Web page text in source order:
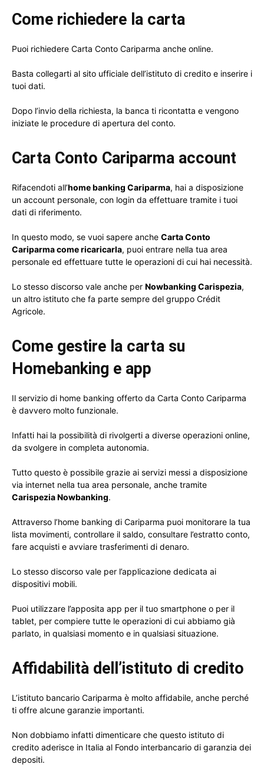
Come richiedere la carta
Puoi richiedere Carta Conto Cariparma anche online.
Basta collegarti al sito ufficiale dell’istituto di credito e inserire i
tuoi dati.
Dopo l’invio della richiesta, la banca ti ricontatta e vengono
iniziate le procedure di apertura del conto.
Carta Conto Cariparma account
Rifacendoti all’home banking Cariparma, hai a disposizione
un account personale, con login da effettuare tramite i tuoi
dati di riferimento.
In questo modo, se vuoi sapere anche Carta Conto
Cariparma come ricaricarla, puoi entrare nella tua area
personale ed effettuare tutte le operazioni di cui hai necessità.
Lo stesso discorso vale anche per Nowbanking Carispezia,
un altro istituto che fa parte sempre del gruppo Crédit
Agricole.
Come gestire la carta su
Homebanking e app
Il servizio di home banking offerto da Carta Conto Cariparma
è davvero molto funzionale.
Infatti hai la possibilità di rivolgerti a diverse operazioni online,
da svolgere in completa autonomia.
Tutto questo è possibile grazie ai servizi messi a disposizione
via internet nella tua area personale, anche tramite
Carispezia Nowbanking.
Attraverso l’home banking di Cariparma puoi monitorare la tua
lista movimenti, controllare il saldo, consultare l’estratto conto,
fare acquisti e avviare trasferimenti di denaro.
Lo stesso discorso vale per l’applicazione dedicata ai
dispositivi mobili.
Puoi utilizzare l’apposita app per il tuo smartphone o per il
tablet, per compiere tutte le operazioni di cui abbiamo già
parlato, in qualsiasi momento e in qualsiasi situazione.
Affidabilità dell’istituto di credito
L’istituto bancario Cariparma è molto affidabile, anche perché
ti offre alcune garanzie importanti.
Non dobbiamo infatti dimenticare che questo istituto di
credito aderisce in Italia al Fondo interbancario di garanzia dei
depositi.